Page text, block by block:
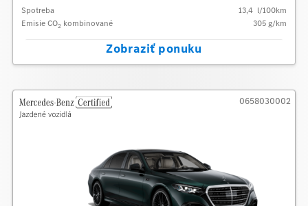
Spotreba 13,4 l/100km
Emisie CO2 kombinované 305 g/km
Zobraziť ponuku
0658030002